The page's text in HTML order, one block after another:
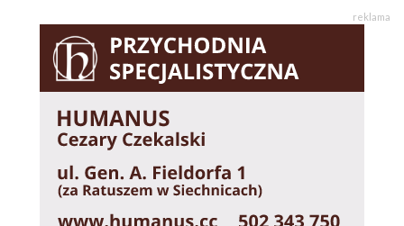
reklama